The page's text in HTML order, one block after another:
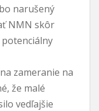
narušený
NMN skôr
zameranie na
že malé
vedľajšie